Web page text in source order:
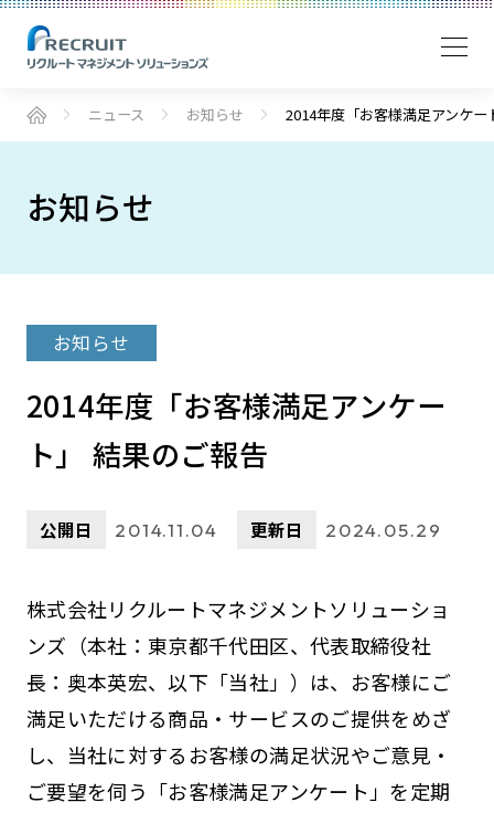
ニュース お知らせ 2014年度「お客様満足アンケ
お知らせ
お知らせ
2014年度「お客様満足アンケー
ト」 結果のご報告
公開日 2014.11.04 更新日 2024.05.29
株式会社リクルートマネジメントソリューショ
ンズ（本社：東京都千代田区、代表取締役社
長：奥本英宏、以下「当社」）は、お客様にご
満足いただける商品・サービスのご提供をめざ
し、当社に対するお客様の満足状況やご意見・
ご要望を伺う「お客様満足アンケート」を定期